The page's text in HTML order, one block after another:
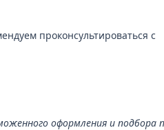
проконсультироваться с
оформления и подбора